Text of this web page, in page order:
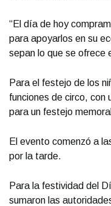
“El día de hoy
para apoyarlos en su
sepan lo que se ofrece
Para el festejo de los
funciones de circo, con
para un festejo
El evento comenzó a
por la tarde.
Para la festividad del
sumaron las